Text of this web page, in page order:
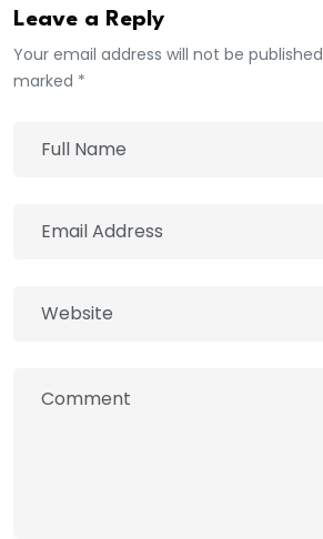
Leave a Reply
Your email address will not be
marked *